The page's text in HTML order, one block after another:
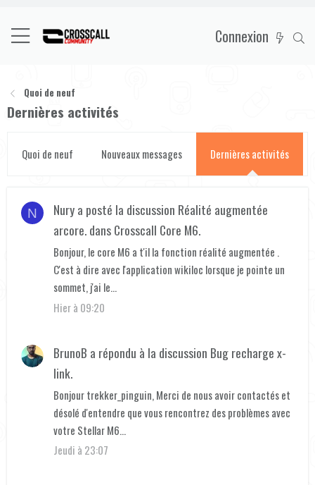
Connexion
Quoi de neuf
Dernières activités
Quoi de neuf Nouveaux messages Dernières activités
N Nurya posté la discussion Réalité augmentée
arcore.dansCrosscall Core M6.
Bonjour, le core M6 a t'il la fonction réalité augmentée .
C'est à dire avec l'application wikiloc lorsque je pointe un
sommet, j'ai le...
Hier à 09:20
BrunoB a répondu à la discussion Bug recharge x-
link.
Bonjour trekker_pinguin, Merci de nous avoir contactés et
désolé d'entendre que vous rencontrez des problèmes avec
votre Stellar M6...
Jeudi à 23:07